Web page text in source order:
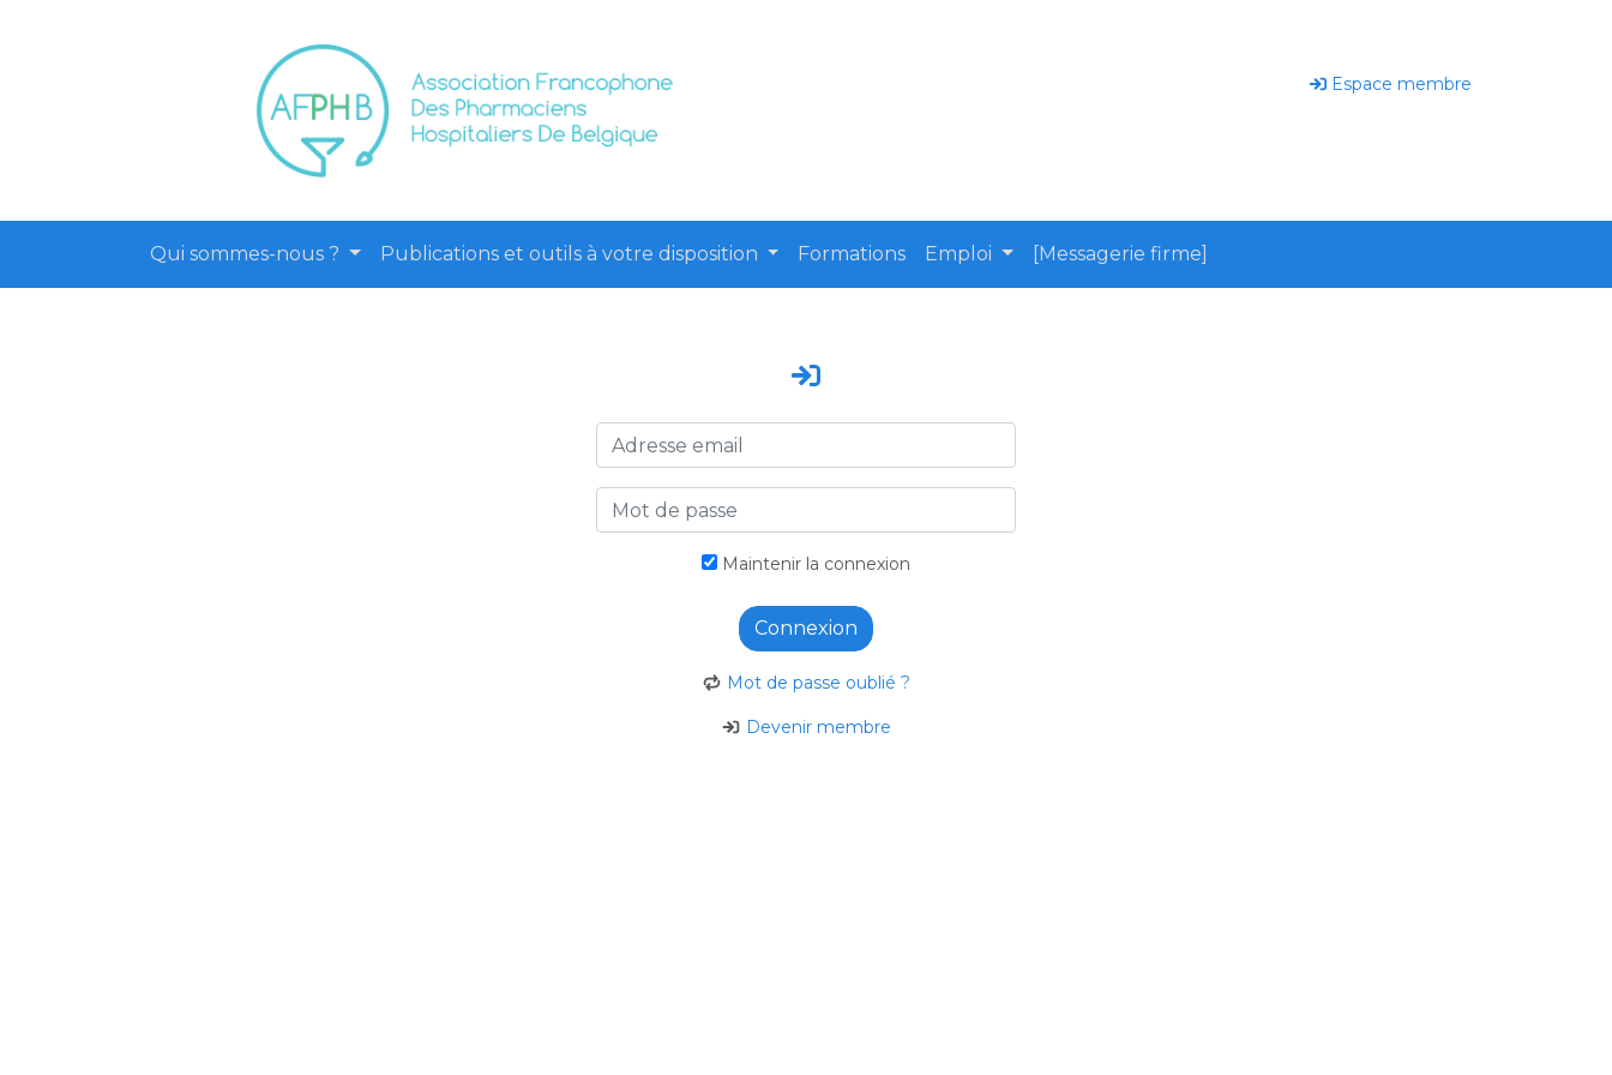
Espace membre
Qui sommes-nous ? Publications et outils à votre disposition Formations Emploi [Messagerie firme]
Maintenir la connexion
Connexion
Mot de passe oublié ?
Devenir membre